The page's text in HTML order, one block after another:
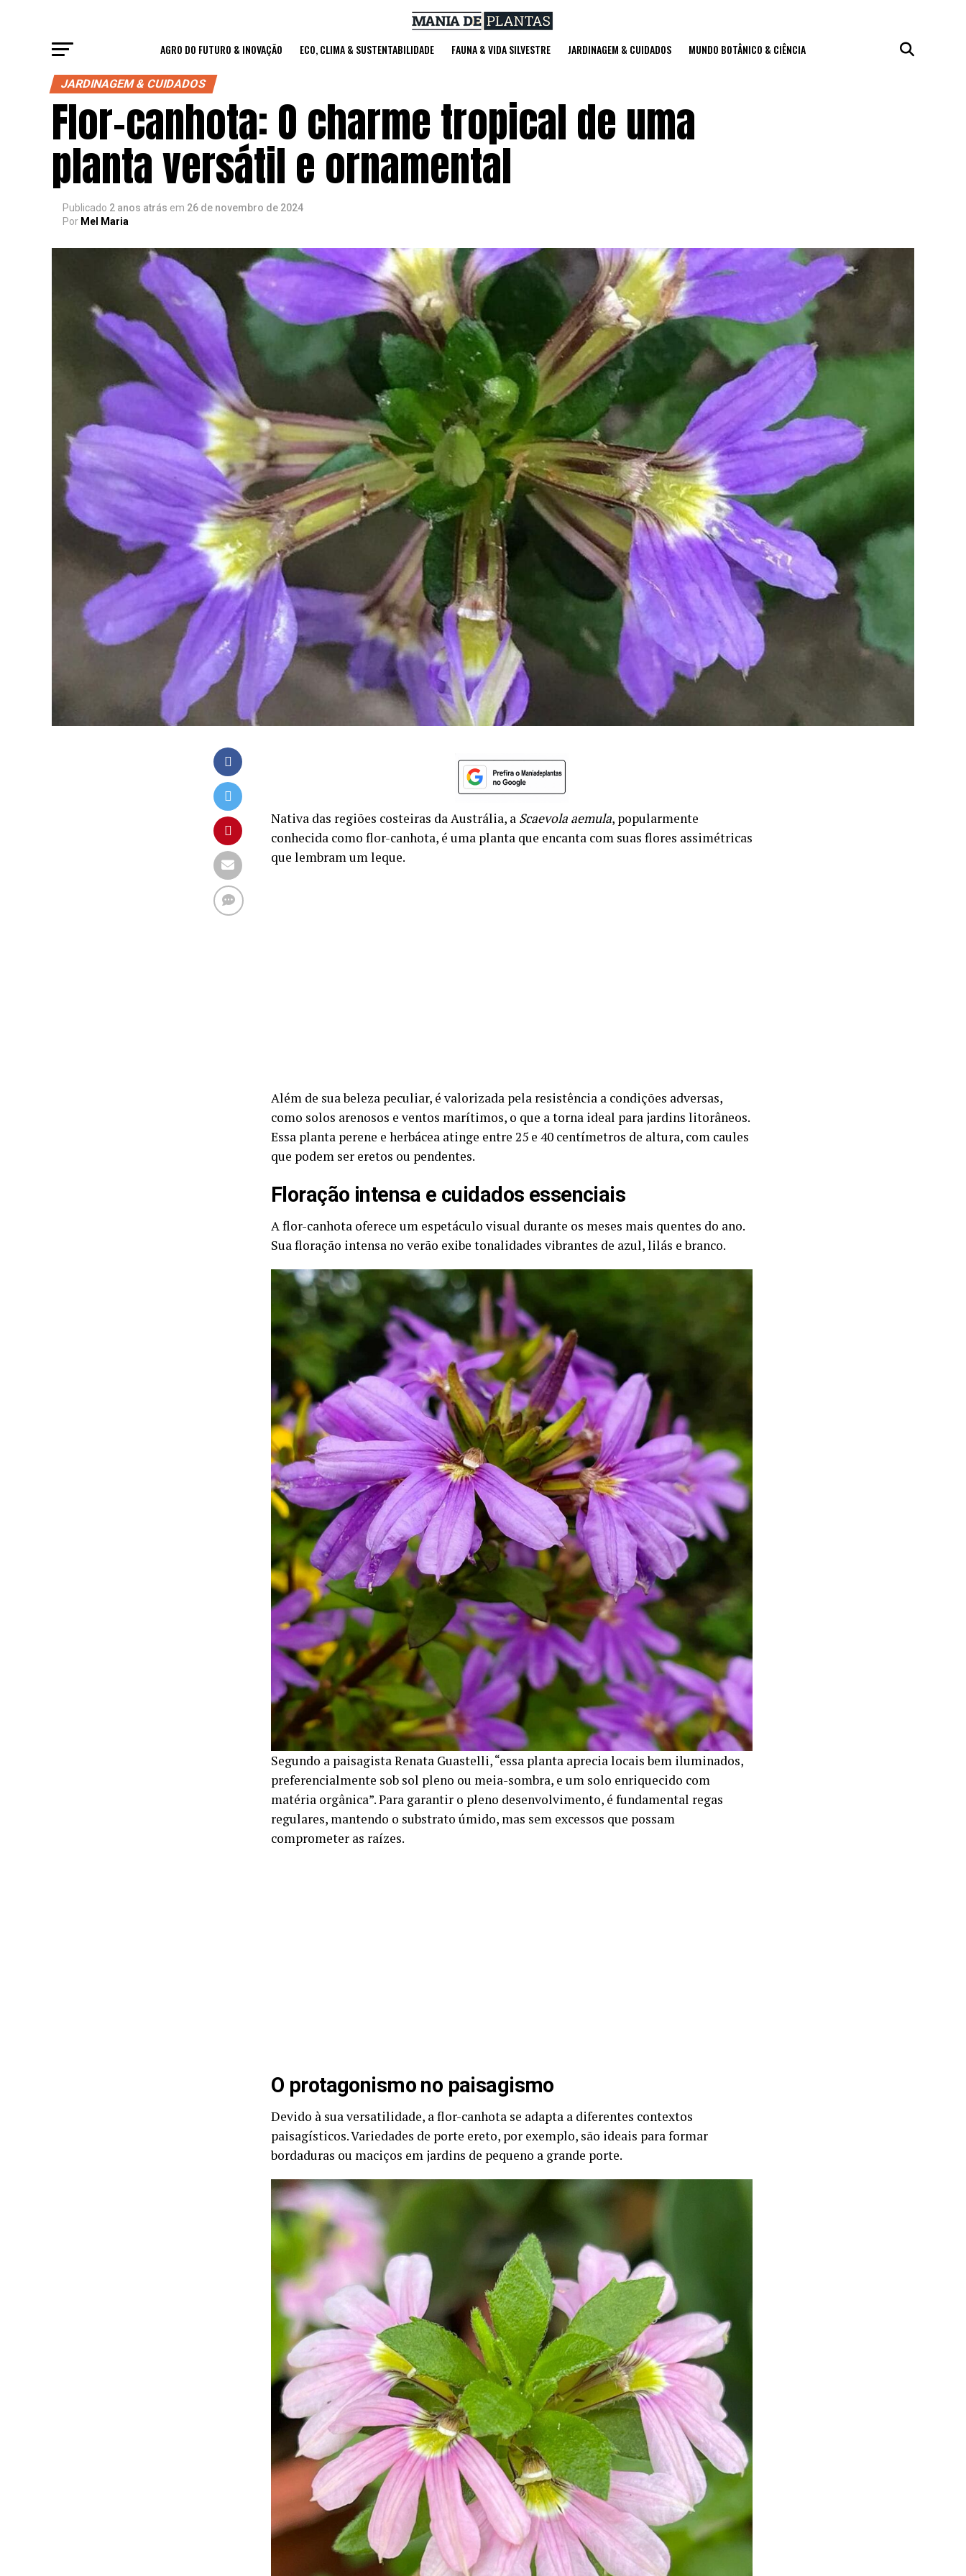
AGRO DO FUTURO & INOVAÇÃO ECO, CLIMA & SUSTENTABILIDADE FAUNA & VIDA SILVESTRE JARDINAGEM & CUIDADOS MUNDO BOTÂNICO & CIÊNCIA
JARDINAGEM & CUIDADOS
Flor-canhota: O charme tropical de uma
planta versátil e ornamental
Publicado 2 anos atrás em 26 de novembro de 2024
Por Mel Maria
Nativa das regiões costeiras da Austrália, a Scaevola aemula, popularmente
conhecida como flor-canhota, é uma planta que encanta com suas flores assimétricas
que lembram um leque.
Além de sua beleza peculiar, é valorizada pela resistência a condições adversas,
como solos arenosos e ventos marítimos, o que a torna ideal para jardins litorâneos.
Essa planta perene e herbácea atinge entre 25 e 40 centímetros de altura, com caules
que podem ser eretos ou pendentes.
Floração intensa e cuidados essenciais
A flor-canhota oferece um espetáculo visual durante os meses mais quentes do ano.
Sua floração intensa no verão exibe tonalidades vibrantes de azul, lilás e branco.
Segundo a paisagista Renata Guastelli, “essa planta aprecia locais bem iluminados,
preferencialmente sob sol pleno ou meia-sombra, e um solo enriquecido com
matéria orgânica”. Para garantir o pleno desenvolvimento, é fundamental regas
regulares, mantendo o substrato úmido, mas sem excessos que possam
comprometer as raízes.
O protagonismo no paisagismo
Devido à sua versatilidade, a flor-canhota se adapta a diferentes contextos
paisagísticos. Variedades de porte ereto, por exemplo, são ideais para formar
bordaduras ou maciços em jardins de pequeno a grande porte.